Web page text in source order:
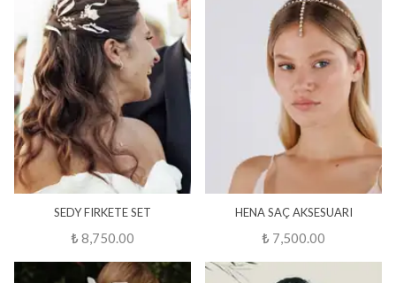
SEDY FIRKETE SET
₺ 8,750.00
HENA SAÇ AKSESUARI
₺ 7,500.00